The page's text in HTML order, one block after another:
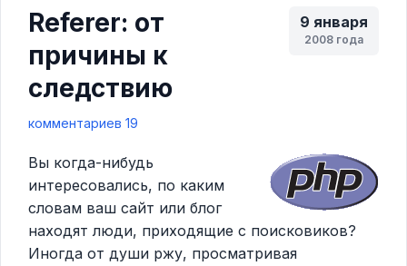
9 января
2008 года
Referer: от
причины к
следствию
комментариев 19
Вы когда-нибудь
интересовались, по каким
словам ваш сайт или блог
находят люди, приходящие с поисковиков?
Иногда от души ржу, просматривая